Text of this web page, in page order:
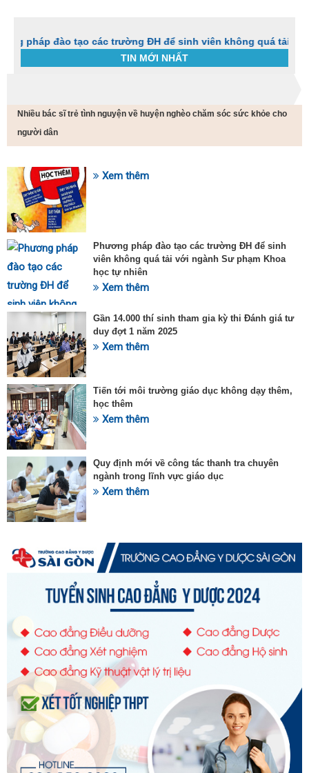
đào tạo các trường ĐH để sinh viên không quá tải với
TIN MỚI NHẤT
Nhiều bác sĩ trẻ tình nguyện về huyện nghèo chăm sóc sức khỏe cho
người dân
SỰ KIỆN HOT Xem thêm
Phương pháp đào tạo các trường ĐH để sinh
viên không quá tải với ngành Sư phạm Khoa
học tự nhiên
Xem thêm
Gần 14.000 thí sinh tham gia kỳ thi Đánh giá tư
duy đợt 1 năm 2025
Xem thêm
Tiến tới môi trường giáo dục không dạy thêm,
học thêm
Xem thêm
Quy định mới về công tác thanh tra chuyên
ngành trong lĩnh vực giáo dục
Xem thêm